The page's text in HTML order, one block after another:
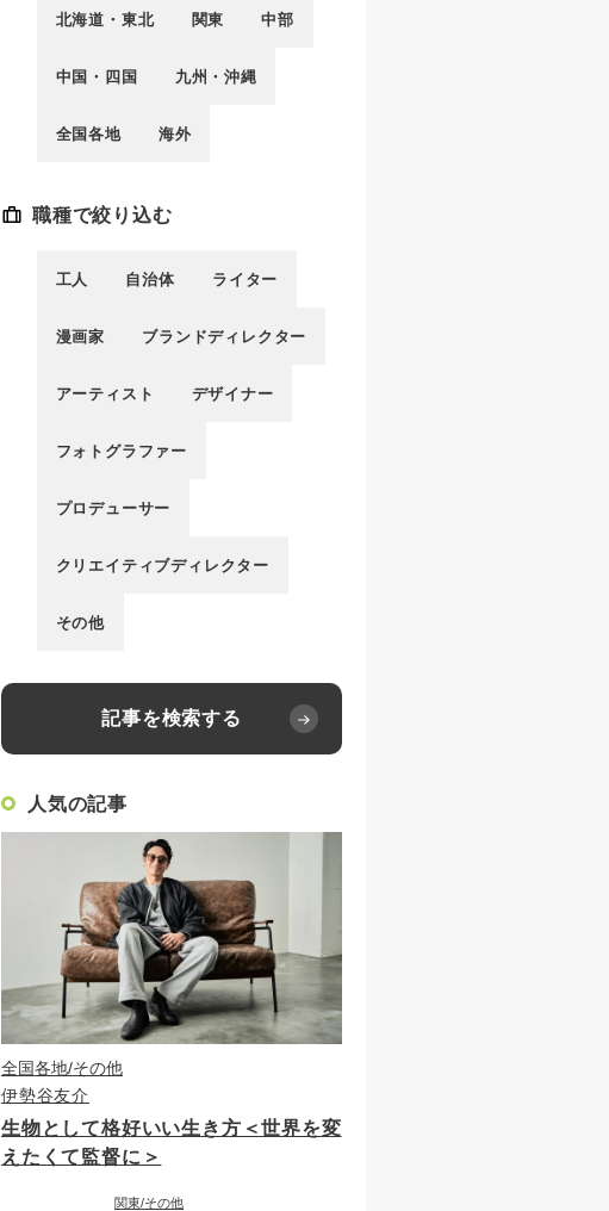
北海道・東北 関東 中部
中国・四国 九州・沖縄
全国各地 海外
職種で絞り込む
工人 自治体 ライター
漫画家 ブランドディレクター
アーティスト デザイナー
フォトグラファー
プロデューサー
クリエイティブディレクター
その他
記事を検索する
人気の記事
全国各地 その他
伊勢谷友介
生物として格好いい生き方＜世界を変
えたくて監督に＞
関東 その他